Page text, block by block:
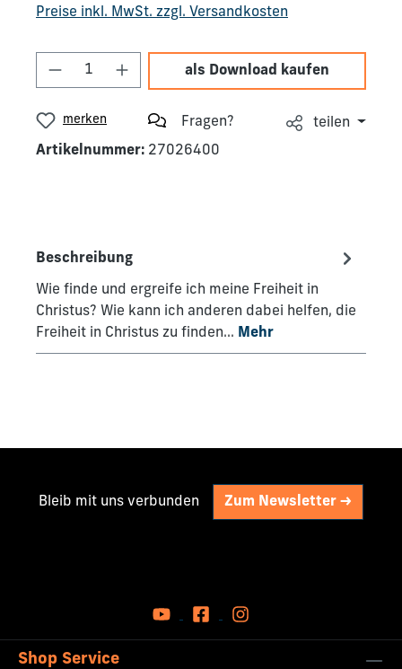
Preise inkl. MwSt. zzgl. Versandkosten
Produkt Anzahl: Gib den gewünschten
als Download kaufen
merken Fragen?
teilen
Artikelnummer: 27026400
Beschreibung
Wie finde und ergreife ich meine Freiheit in
Christus? Wie kann ich anderen dabei helfen, die
Freiheit in Christus zu finden… Mehr
Bleib mit uns verbunden Zum Newsletter ->
Shop Service